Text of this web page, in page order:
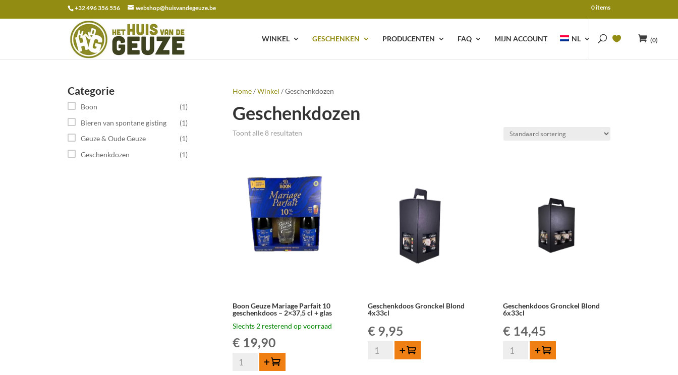
+32 496 356 556 webshop@huisvandegeuze.be 0 items
WINKEL GESCHENKEN PRODUCENTEN FAQ MIJN ACCOUNT NL (0)
Zoeken
naar:
Home/Winkel / Geschenkdozen
Geschenkdozen
Toont alle 8 resultaten
Boon Geuze Mariage Parfait 10
geschenkdoos – 2×37,5 cl + glas
Slechts 2 resterend op voorraad
€ 19,90
Boon
Toevoegen
Geschenkdoos Gronckel Blond
4x33cl
€ 9,95
Geschenkdoos
Gronckel
Toevoegen
Geschenkdoos Gronckel Blond
6x33cl
€ 14,45
Geschenkdoos
Gronckel
Toevoegen
Categorie
Boon
(1)
Bieren van spontane gisting
(1)
Geuze & Oude Geuze
(1)
Geschenkdozen
(1)